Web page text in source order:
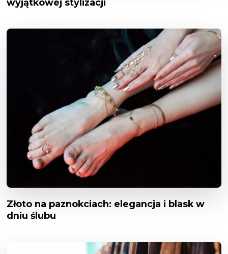
wyjątkowej stylizacji
Złoto na paznokciach: elegancja i blask w
dniu ślubu